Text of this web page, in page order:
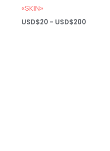
«SKIN»
USD$20 - USD$200Rango